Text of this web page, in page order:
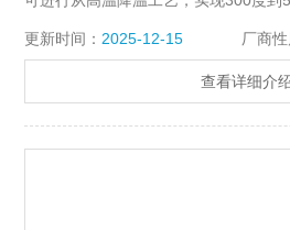
更新时间： 2025-12-15 厂商性
查看详细介